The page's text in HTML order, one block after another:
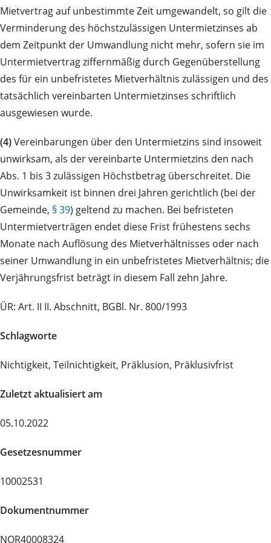
Mietvertrag auf unbestimmte Zeit umgewandelt, so gilt die
Verminderung des höchstzulässigen Untermietzinses ab
dem Zeitpunkt der Umwandlung nicht mehr, sofern sie im
Untermietvertrag ziffernmäßig durch Gegenüberstellung
des für ein unbefristetes Mietverhältnis zulässigen und des
tatsächlich vereinbarten Untermietzinses schriftlich
ausgewiesen wurde.
(4)Vereinbarungen über den Untermietzins sind insoweit
unwirksam, als der vereinbarte Untermietzins den nach
Abs. 1 bis 3 zulässigen Höchstbetrag überschreitet. Die
Unwirksamkeit ist binnen drei Jahren gerichtlich (bei der
Gemeinde, § 39) geltend zu machen. Bei befristeten
Untermietverträgen endet diese Frist frühestens sechs
Monate nach Auflösung des Mietverhältnisses oder nach
seiner Umwandlung in ein unbefristetes Mietverhältnis; die
Verjährungsfrist beträgt in diesem Fall zehn Jahre.
ÜR: Art. II II. Abschnitt, BGBl. Nr. 800/1993
Schlagworte
Nichtigkeit, Teilnichtigkeit, Präklusion, Präklusivfrist
Zuletzt aktualisiert am
05.10.2022
Gesetzesnummer
10002531
Dokumentnummer
NOR40008324